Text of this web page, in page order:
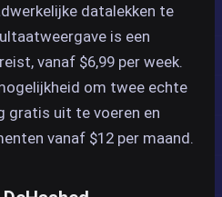
datalekken te
is een
vanaf $6,99 per week.
om twee echte
gratis uit te voeren en
vanaf $12 per maand.